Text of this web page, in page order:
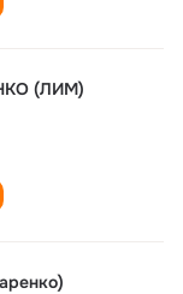
(ЛИМ)